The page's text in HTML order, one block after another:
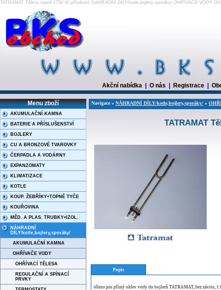
TATRAMAT Těleso topné 1750 W přírubové NÁHRADNÍ DÍLY/kotle,bojlery,sporáky/ OHŘÍVAČE VODY
Akční nabídka O nás Registrace
Menu zboží
AKUMULAČNÍ KAMNA
BATERIE A PŘÍSLUŠENSTVÍ
BOJLERY
CU A BRONZOVÉ TVAROVKY
ČERPADLA A VODÁRNY
EXPANZOMATY
KLIMATIZACE
KOTLE
KOUP. ŽEBŘÍKY+TOPNÉ TYČE
KOUŘOVINA
MĚD. A PLAS. TRUBKY+IZOL.
NÁHRADNÍ
DÍLY/kotle,bojlery,sporáky/
AKUMULAČNÍ KAMNA
OHŘÍVAČE VODY
OHŘÍVACÍ TĚLESA
REGULAČNÍ A SPÍNACÍ
PRVKY
Navigace » NÁHRADNÍ DÍLY/kotle,bojlery,sporáky/ »
TATRAMAT
Popis
těleso pro přímý ohřev vody do bojlerů TATRAMAT, bez závitu, 1